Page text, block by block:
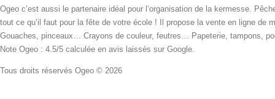
Ogeo c’est aussi le partenaire idéal pour l’organisation de la kermesse.
tout ce qu’il faut pour la fête de votre école ! Il propose la vente en ligne
Gouaches, pinceaux… Crayons de couleur, feutres… Papeterie, tampons,
Note Ogeo : 4.5/5 calculée en avis laissés sur Google.
Tous droits réservés Ogeo © 2026